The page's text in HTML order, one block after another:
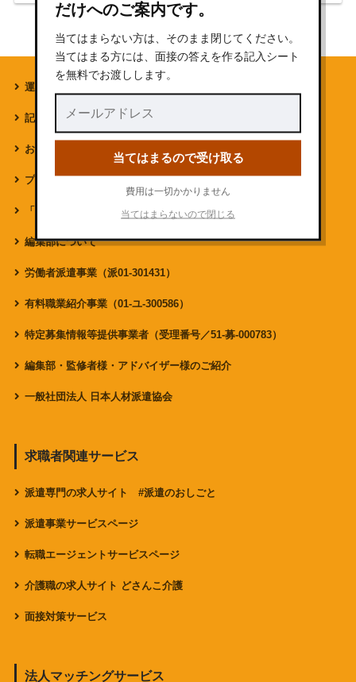
運営者情報
記事一覧
お問い合わせ
プライバシーポリシー
「#就職しよう」への掲載をご検討の企業様
編集部について
労働者派遣事業（派01-301431）
有料職業紹介事業（01-ユ-300586）
特定募集情報等提供事業者（受理番号／51-募-000783）
編集部・監修者様・アドバイザー様のご紹介
一般社団法人 日本人材派遣協会
求職者関連サービス
派遣専門の求人サイト #派遣のおしごと
派遣事業サービスページ
転職エージェントサービスページ
介護職の求人サイト どさんこ介護
面接対策サービス
法人マッチングサービス
だけへのご案内です。
当てはまらない方は、そのまま閉じてください。
当てはまる方には、面接の答えを作る記入シート
を無料でお渡しします。
当てはまるので受け取る
費用は一切かかりません
当てはまらないので閉じる